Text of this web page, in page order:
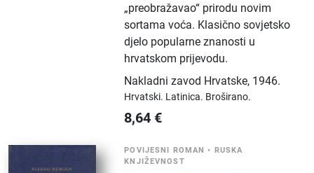
„preobražavao“ prirodu novim
sortama voća. Klasično sovjetsko
djelo popularne znanosti u
hrvatskom prijevodu.
Nakladni zavod Hrvatske, 1946.
Hrvatski. Latinica. Broširano.
8,64 €
POVIJESNI ROMAN • RUSKA
KNJIŽEVNOST